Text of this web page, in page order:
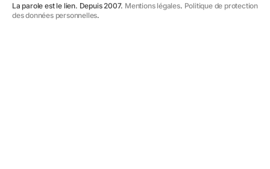
La parole est le lien. Depuis 2007. Mentions légales. Politique de protection
des données personnelles.